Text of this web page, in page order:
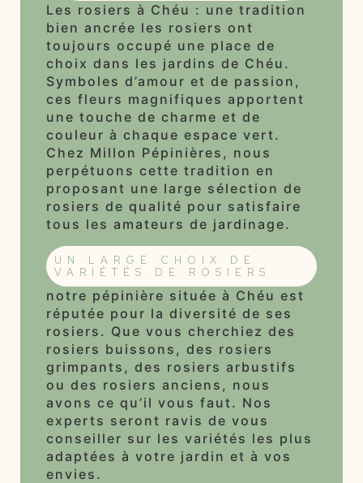
Les rosiers à Chéu : une tradition
bien ancrée les rosiers ont
toujours occupé une place de
choix dans les jardins de Chéu.
Symboles d’amour et de passion,
ces fleurs magnifiques apportent
une touche de charme et de
couleur à chaque espace vert.
Chez Millon Pépinières, nous
perpétuons cette tradition en
proposant une large sélection de
rosiers de qualité pour satisfaire
tous les amateurs de jardinage.
UN LARGE CHOIX DE
VARIÉTÉS DE ROSIERS
notre pépinière située à Chéu est
réputée pour la diversité de ses
rosiers. Que vous cherchiez des
rosiers buissons, des rosiers
grimpants, des rosiers arbustifs
ou des rosiers anciens, nous
avons ce qu’il vous faut. Nos
experts seront ravis de vous
conseiller sur les variétés les plus
adaptées à votre jardin et à vos
envies.